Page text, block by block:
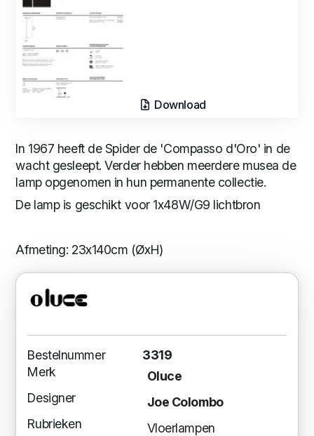
Download
In 1967 heeft de Spider de 'Compasso d'Oro' in de
wacht gesleept. Verder hebben meerdere musea de
lamp opgenomen in hun permanente collectie.
De lamp is geschikt voor 1x48W/G9 lichtbron
Afmeting: 23x140cm (ØxH)
Bestelnummer
3319
Merk
Oluce
Designer
Joe Colombo
Rubrieken
Vloerlampen